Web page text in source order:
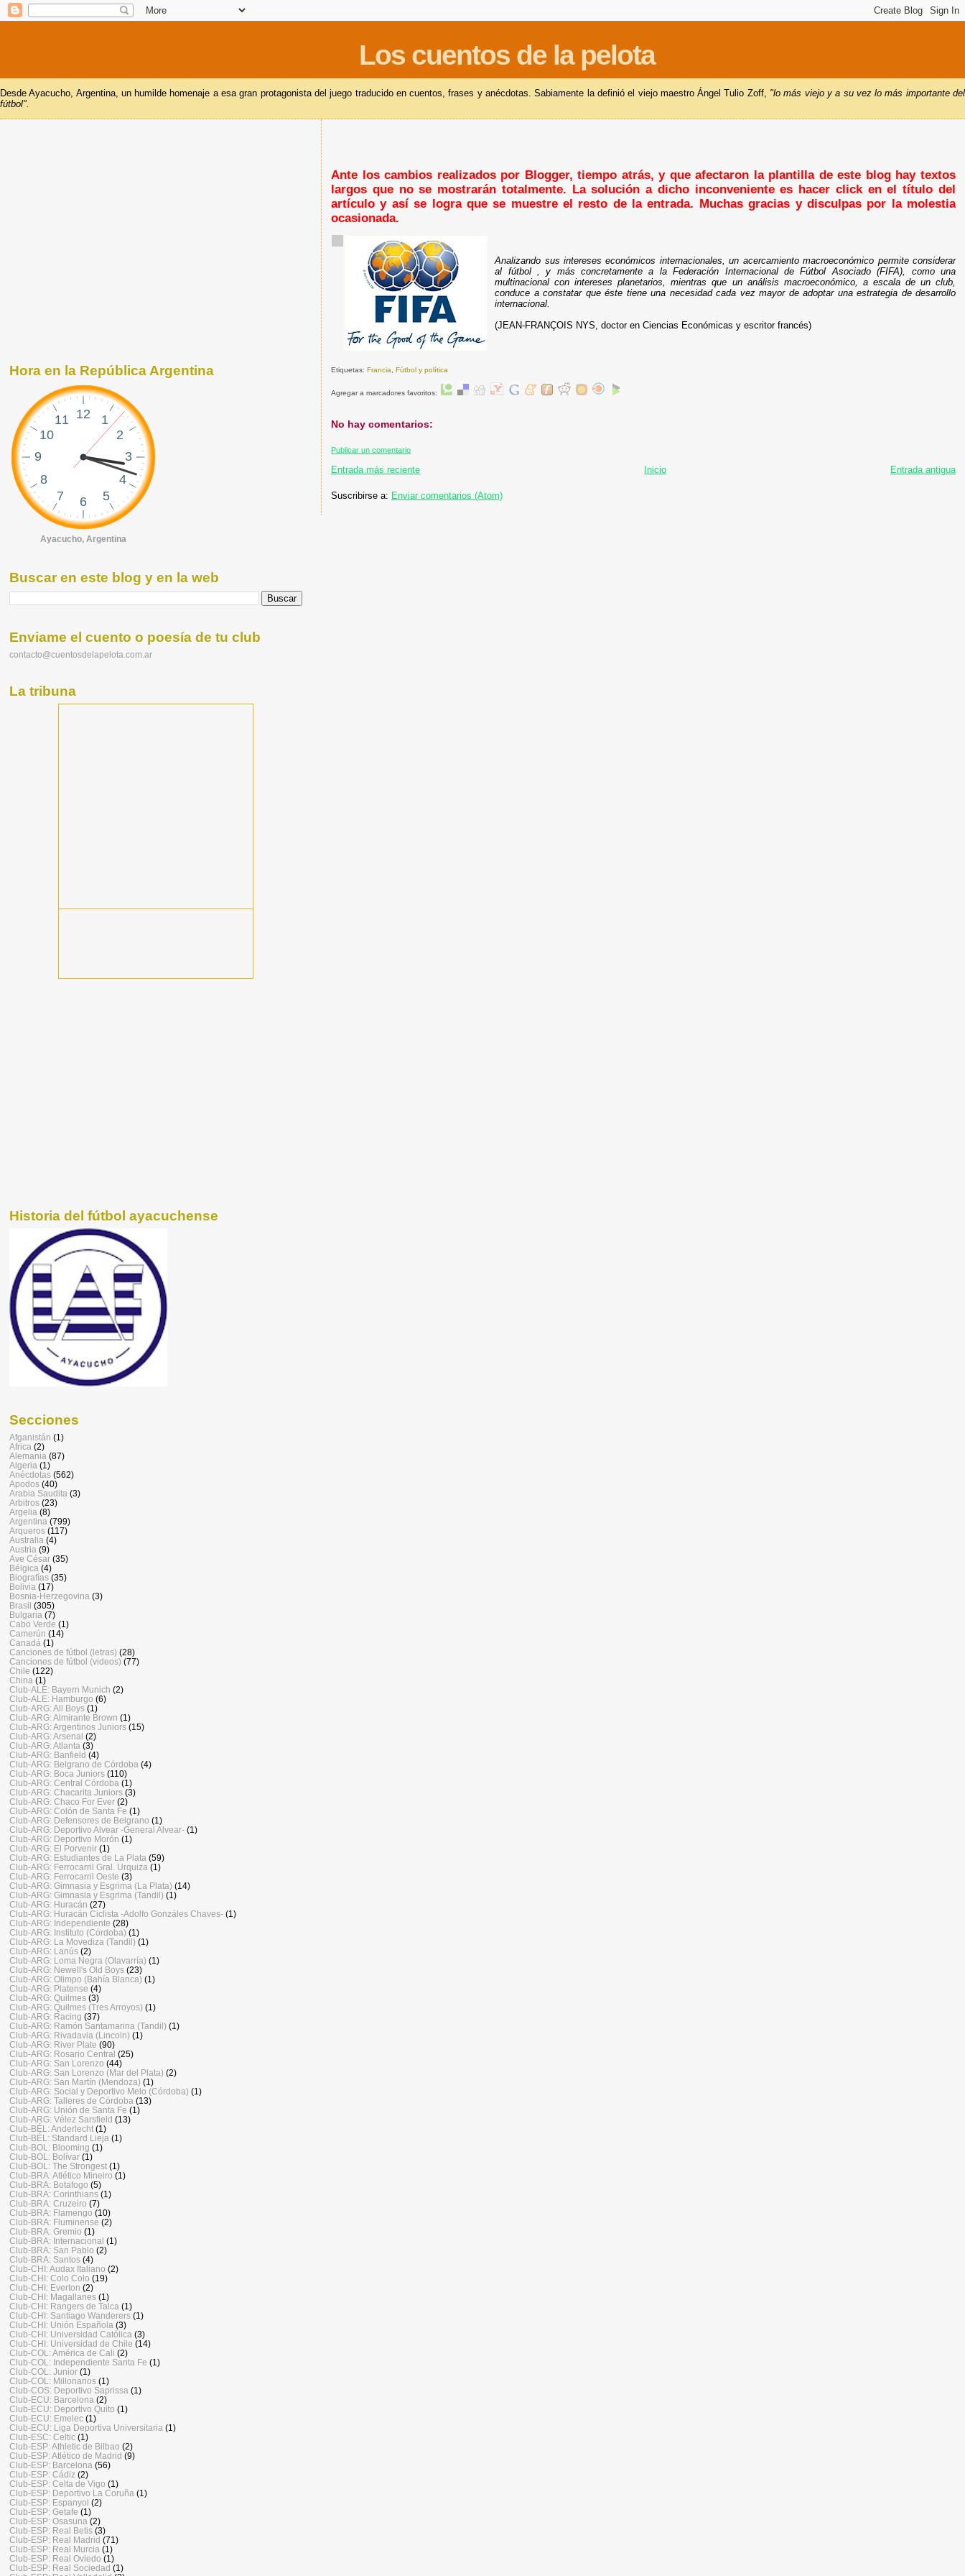
Los cuentos de la pelota
Desde Ayacucho, Argentina, un humilde homenaje a esa gran protagonista del juego traducido en cuentos, frases y anécdotas. Sabiamente la definió el viejo maestro Ángel Tulio Zoff, "lo más viejo y a su vez lo más importante del
fútbol".
Ante los cambios realizados por Blogger, tiempo atrás, y que afectaron la plantilla de este blog hay textos
largos que no se mostrarán totalmente. La solución a dicho inconveniente es hacer click en el título del
artículo y así se logra que se muestre el resto de la entrada. Muchas gracias y disculpas por la molestia
ocasionada.
Analizando sus intereses económicos internacionales, un acercamiento macroeconómico permite considerar
al fútbol , y más concretamente a la Federación Internacional de Fútbol Asociado (FIFA), como una
multinacional con intereses planetarios, mientras que un análisis macroeconómico, a escala de un club,
conduce a constatar que éste tiene una necesidad cada vez mayor de adoptar una estrategia de desarrollo
internacional.
(JEAN-FRANÇOIS NYS, doctor en Ciencias Económicas y escritor francés)
Etiquetas:Francia ,Fútbol y política
Agregar a marcadores favoritos:
No hay comentarios:
Publicar un comentario
Entrada más reciente Entrada antigua
Inicio
Suscribirse a: Enviar comentarios (Atom)
Hora en la República Argentina
Ayacucho, Argentina
Buscar en este blog y en la web
Enviame el cuento o poesía de tu club
contacto@cuentosdelapelota.com.ar
La tribuna
Historia del fútbol ayacuchense
Secciones
Afganistán (1)
Africa (2)
Alemania (87)
Algeria (1)
Anécdotas (562)
Apodos (40)
Arabia Saudita (3)
Arbitros (23)
Argelia (8)
Argentina (799)
Arqueros (117)
Australia (4)
Austria (9)
Ave César (35)
Bélgica (4)
Biografías (35)
Bolivia (17)
Bosnia-Herzegovina (3)
Brasil (305)
Bulgaria (7)
Cabo Verde (1)
Camerún (14)
Canadá (1)
Canciones de fútbol (letras) (28)
Canciones de fútbol (videos) (77)
Chile (122)
China (1)
Club-ALE: Bayern Munich (2)
Club-ALE: Hamburgo (6)
Club-ARG: All Boys (1)
Club-ARG: Almirante Brown (1)
Club-ARG: Argentinos Juniors (15)
Club-ARG: Arsenal (2)
Club-ARG: Atlanta (3)
Club-ARG: Banfield (4)
Club-ARG: Belgrano de Córdoba (4)
Club-ARG: Boca Juniors (110)
Club-ARG: Central Córdoba (1)
Club-ARG: Chacarita Juniors (3)
Club-ARG: Chaco For Ever (2)
Club-ARG: Colón de Santa Fe (1)
Club-ARG: Defensores de Belgrano (1)
Club-ARG: Deportivo Alvear -General Alvear- (1)
Club-ARG: Deportivo Morón (1)
Club-ARG: El Porvenir (1)
Club-ARG: Estudiantes de La Plata (59)
Club-ARG: Ferrocarril Gral. Urquiza (1)
Club-ARG: Ferrocarril Oeste (3)
Club-ARG: Gimnasia y Esgrima (La Plata) (14)
Club-ARG: Gimnasia y Esgrima (Tandil) (1)
Club-ARG: Huracán (27)
Club-ARG: Huracán Ciclista -Adolfo Gonzáles Chaves- (1)
Club-ARG: Independiente (28)
Club-ARG: Instituto (Córdoba) (1)
Club-ARG: La Movediza (Tandil) (1)
Club-ARG: Lanús (2)
Club-ARG: Loma Negra (Olavarría) (1)
Club-ARG: Newell's Old Boys (23)
Club-ARG: Olimpo (Bahía Blanca) (1)
Club-ARG: Platense (4)
Club-ARG: Quilmes (3)
Club-ARG: Quilmes (Tres Arroyos) (1)
Club-ARG: Racing (37)
Club-ARG: Ramón Santamarina (Tandil) (1)
Club-ARG: Rivadavia (Lincoln) (1)
Club-ARG: River Plate (90)
Club-ARG: Rosario Central (25)
Club-ARG: San Lorenzo (44)
Club-ARG: San Lorenzo (Mar del Plata) (2)
Club-ARG: San Martín (Mendoza) (1)
Club-ARG: Social y Deportivo Melo (Córdoba) (1)
Club-ARG: Talleres de Córdoba (13)
Club-ARG: Unión de Santa Fe (1)
Club-ARG: Vélez Sarsfield (13)
Club-BÉL: Anderlecht (1)
Club-BÉL: Standard Lieja (1)
Club-BOL: Blooming (1)
Club-BOL: Bolívar (1)
Club-BOL: The Strongest (1)
Club-BRA: Atlético Mineiro (1)
Club-BRA: Botafogo (5)
Club-BRA: Corinthians (1)
Club-BRA: Cruzeiro (7)
Club-BRA: Flamengo (10)
Club-BRA: Fluminense (2)
Club-BRA: Gremio (1)
Club-BRA: Internacional (1)
Club-BRA: San Pablo (2)
Club-BRA: Santos (4)
Club-CHI: Audax Italiano (2)
Club-CHI: Colo Colo (19)
Club-CHI: Everton (2)
Club-CHI: Magallanes (1)
Club-CHI: Rangers de Talca (1)
Club-CHI: Santiago Wanderers (1)
Club-CHI: Unión Española (3)
Club-CHI: Universidad Católica (3)
Club-CHI: Universidad de Chile (14)
Club-COL: América de Cali (2)
Club-COL: Independiente Santa Fe (1)
Club-COL: Junior (1)
Club-COL: Millonarios (1)
Club-COS: Deportivo Saprissa (1)
Club-ECU: Barcelona (2)
Club-ECU: Deportivo Quito (1)
Club-ECU: Emelec (1)
Club-ECU: Liga Deportiva Universitaria (1)
Club-ESC: Celtic (1)
Club-ESP: Athletic de Bilbao (2)
Club-ESP: Atlético de Madrid (9)
Club-ESP: Barcelona (56)
Club-ESP: Cádiz (2)
Club-ESP: Celta de Vigo (1)
Club-ESP: Deportivo La Coruña (1)
Club-ESP: Espanyol (2)
Club-ESP: Getafe (1)
Club-ESP: Osasuna (2)
Club-ESP: Real Betis (3)
Club-ESP: Real Madrid (71)
Club-ESP: Real Murcia (1)
Club-ESP: Real Oviedo (1)
Club-ESP: Real Sociedad (1)